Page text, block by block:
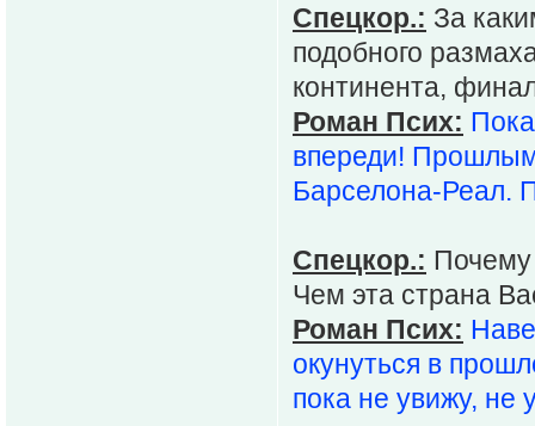
Спецкор.: За
подобного
континента,
Роман Псих:
впереди!
Барселона-Реал.
Спецкор.:
Чем эта страна
Роман Псих:
окунуться в
пока не увижу, не